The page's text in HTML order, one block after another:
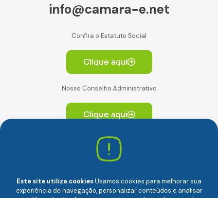
info@camara-e.net
Confira o Estatuto Social
Clique aqui
Nosso Conselho Administrativo
Clique aqui
Av. Paulista, 2064. Conjunto 14, (Edifício Paulista) -
CEP 01310-928 Consolação – São Paulo/SP
Este site utiliza cookiesUsamos cookies para melhorar sua
experiência de navegação, personalizar conteúdos e analisar